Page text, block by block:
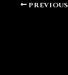
PREVIOUS